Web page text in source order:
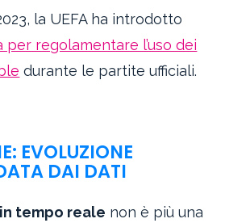
la UEFA ha introdotto
per regolamentare l’uso dei
durante le partite ufficiali.
EVOLUZIONE
DAI DATI
tempo reale non è più una